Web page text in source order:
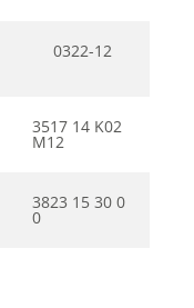
0322-12
3517 14 K02
M12
3823 15 30 0
0